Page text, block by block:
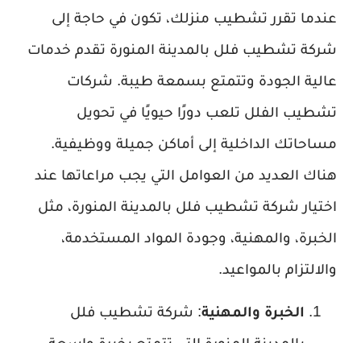
عندما تقرر تشطيب منزلك، تكون في حاجة إلى
شركة تشطيب فلل بالمدينة المنورة تقدم خدمات
عالية الجودة وتتمتع بسمعة طيبة. شركات
تشطيب الفلل تلعب دورًا حيويًا في تحويل
مساحاتك الداخلية إلى أماكن جميلة ووظيفية.
هناك العديد من العوامل التي يجب مراعاتها عند
اختيار شركة تشطيب فلل بالمدينة المنورة، مثل
الخبرة، والمهنية، وجودة المواد المستخدمة،
والالتزام بالمواعيد.
الخبرة والمهنية: شركة تشطيب فلل